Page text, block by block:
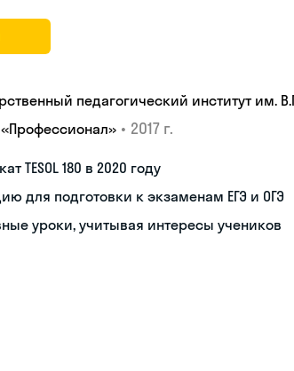
педагогический институт им.
• 2017 г.
TESOL 180 в 2020 году
для подготовки к экзаменам ЕГЭ и ОГЭ
уроки, учитывая интересы учеников